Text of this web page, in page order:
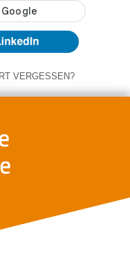
VERGESSEN?